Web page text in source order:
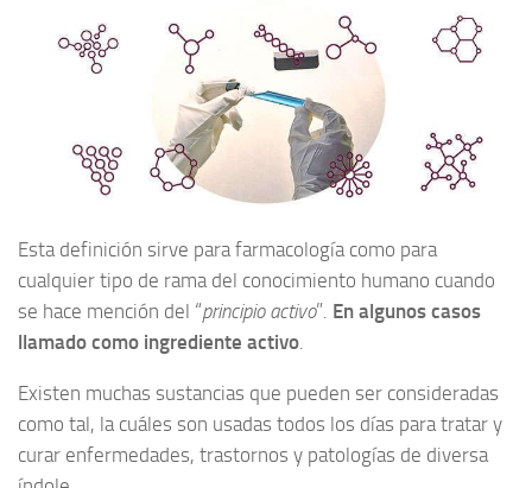
Esta definición sirve para farmacología como para
cualquier tipo de rama del conocimiento humano cuando
se hace mención del “principio activo”. En algunos casos
llamado como ingrediente activo
Existen muchas sustancias que pueden ser consideradas
como tal, la cuáles son usadas todos los días para tratar y
curar enfermedades, trastornos y patologías de diversa